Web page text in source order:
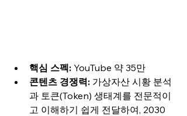
핵심 스펙: YouTube 약 35만
콘텐츠 경쟁력: 가상자산 시황 분석
과 토큰(Token) 생태계를 전문적이
고 이해하기 쉽게 전달하여, 2030